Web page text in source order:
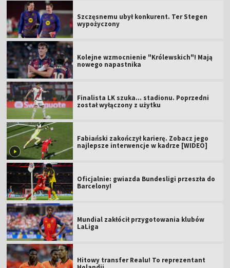
Szczęsnemu ubył konkurent. Ter Stegen
wypożyczony
Kolejne wzmocnienie "Królewskich"! Mają
nowego napastnika
Finalista LK szuka... stadionu. Poprzedni
został wyłączony z użytku
Fabiański zakończył karierę. Zobacz jego
najlepsze interwencje w kadrze [WIDEO]
Oficjalnie: gwiazda Bundesligi przeszła do
Barcelony!
Mundial zakłócił przygotowania klubów
LaLiga
Hitowy transfer Realu! To reprezentant